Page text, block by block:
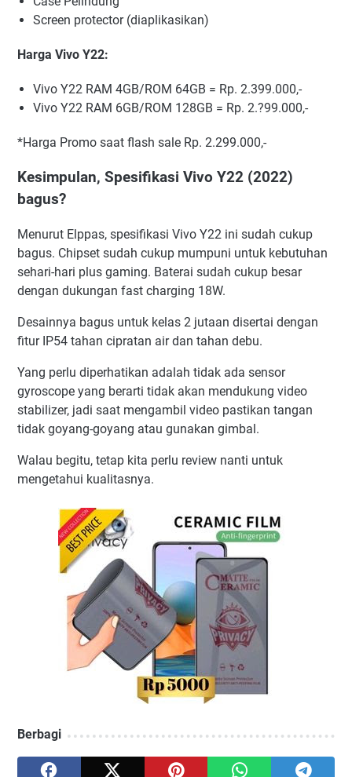
Screen protector (diaplikasikan)
Harga Vivo Y22:
Vivo Y22 RAM 4GB/ROM 64GB = Rp. 2.399.000,-
Vivo Y22 RAM 6GB/ROM 128GB = Rp. 2.?99.000,-
*Harga Promo saat flash sale Rp. 2.299.000,-
Kesimpulan, Spesifikasi Vivo Y22 (2022)
bagus?
Menurut Elppas, spesifikasi Vivo Y22 ini sudah cukup
bagus. Chipset sudah cukup mumpuni untuk kebutuhan
sehari-hari plus gaming. Baterai sudah cukup besar
dengan dukungan fast charging 18W.
Desainnya bagus untuk kelas 2 jutaan disertai dengan
fitur IP54 tahan cipratan air dan tahan debu.
Yang perlu diperhatikan adalah tidak ada sensor
gyroscope yang berarti tidak akan mendukung video
stabilizer, jadi saat mengambil video pastikan tangan
tidak goyang-goyang atau gunakan gimbal.
Walau begitu, tetap kita perlu review nanti untuk
mengetahui kualitasnya.
Berbagi